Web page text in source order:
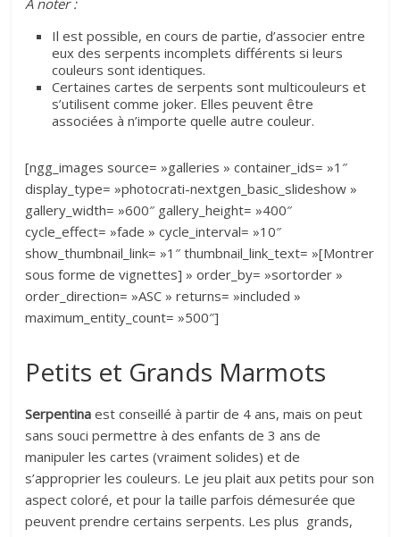
Il est possible, en cours de partie, d’associer entre
eux des serpents incomplets différents si leurs
couleurs sont identiques.
Certaines cartes de serpents sont multicouleurs et
s’utilisent comme joker. Elles peuvent être
associées à n’importe quelle autre couleur.
[ngg_images source= »galleries » container_ids= »1″
display_type= »photocrati-nextgen_basic_slideshow »
gallery_width= »600″ gallery_height= »400″
cycle_effect= »fade » cycle_interval= »10″
show_thumbnail_link= »1″ thumbnail_link_text= »[Montrer
sous forme de vignettes] » order_by= »sortorder »
order_direction= »ASC » returns= »included »
maximum_entity_count= »500″]
Petits et Grands Marmots
Serpentinaest conseillé à partir de 4 ans, mais on peut
sans souci permettre à des enfants de 3 ans de
manipuler les cartes (vraiment solides) et de
s’approprier les couleurs. Le jeu plait aux petits pour son
aspect coloré, et pour la taille parfois démesurée que
peuvent prendre certains serpents. Les plus grands,